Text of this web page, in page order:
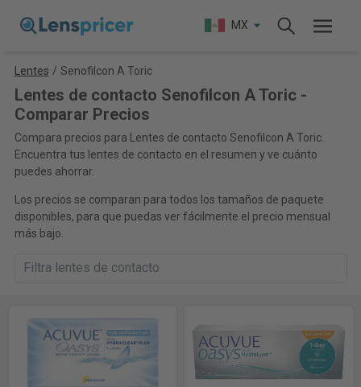
MX
Lentes / Senofilcon A Toric
Lentes de contacto Senofilcon A Toric -
Comparar Precios
Compara precios para Lentes de contacto Senofilcon A Toric.
Encuentra tus lentes de contacto en el resumen y ve cuánto
puedes ahorrar.
Los precios se comparan para todos los tamaños de paquete
disponibles, para que puedas ver fácilmente el precio mensual
más bajo.